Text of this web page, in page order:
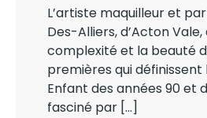
L’artiste maquilleur et
Des-Alliers, d’Acton
complexité et la beauté
premières qui
Enfant des années 90 et
fasciné par […]